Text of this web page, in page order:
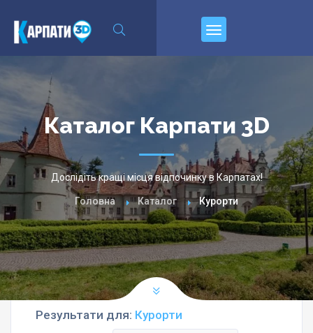
Каталог Карпати 3D
Дослідіть кращі місця відпочинку в Карпатах!
Головна Каталог Курорти
Результати для: Курорти